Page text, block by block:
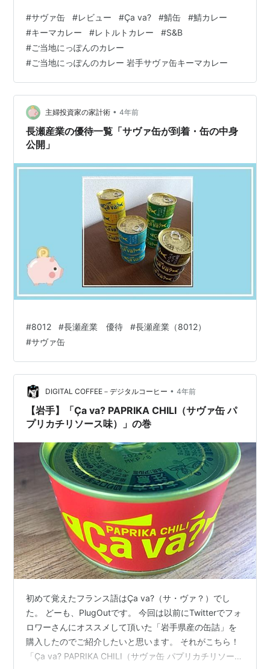
こちらはS&B（エスビー食品）さんの商品です。 パッケ
ージにも書かれている通り「ご当地にっぽんのカレー」
シリーズの一つで、これは岩手県にフォーカスを当てた
商品ですね。 そしてサヴァ缶は鯖缶なので、つまりは鯖
を使ったカレーこと「鯖カレー」とい…
#サヴァ缶 #レビュー #Ça va? #鯖缶 #鯖カレー
#キーマカレー #レトルトカレー #S&B
#ご当地にっぽんのカレー
#ご当地にっぽんのカレー 岩手サヴァ缶キーマカレー
主婦投資家の家計術 • 4年前
長瀬産業の優待一覧「サヴァ缶が到着・缶の中身
公開」
#8012 #長瀬産業 優待 #長瀬産業（8012）
#サヴァ缶
DIGITAL COFFEE－デジタルコーヒー • 4年前
【岩手】「Ça va? PAPRIKA CHILI（サヴァ缶 パ
プリカチリソース味）」の巻
初めて覚えたフランス語はÇa va?（サ・ヴァ？）でし
た。 どーも、PlugOutです。 今回は以前にTwitterでフォ
ロワーさんにオススメして頂いた「岩手県産の缶詰」を
購入したのでご紹介したいと思います。 それがこちら！
「Ça va? PAPRIKA CHILI（サヴァ缶 パプリカチリソース